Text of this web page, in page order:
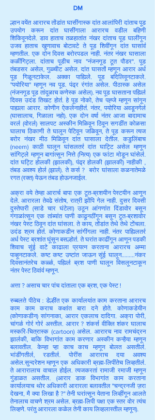
DM
ल्हान वयेंत आरारच तोंडांत घासींगास्क दांत आलांपिरी दांताच पूड
उपयोग करून दांत घासींगाला आरारच वडील बहिणी
शिकिवूनदेले. डाव हाताच तळहातांत नंखर दांताच पूड घालींगून
उजव हाताच खुणावाच बोटावटे ते पूड शिवींगून दांत घासांव॑
म्हणतील. एक दोन दिवस बरोरपडल नाही. नंतर नंखर घासाला
कळींगिट्ला. दांताच पूडीच नाव "नंजनगूड टूत पौडर". पूड
तंबडसर असेल, गुळ्चीट असेल. दांत घासतों म्हणून आरार अर्ध
पूड गिळूनटाकेल. अक्का पाह्यिले. पूड बदिलिवूनटाकले.
"पयोरिया" म्हणून नव पूड. पंढ्र रंगांत असेल. पीठास्क असेल
(नंजनगूड पूड तांदूळाच कणेस्क असेल). नव पूड घासताना पह्यिल॑
दिवस उदंड तिखट होत॑. हे पूड नोको, तेच पह्जे म्हणून सांगून
पाह्यला आरार. कोणीन ऐकलेनाहीत॑. नंतर, पयोरिया अवडूनगेल॑
(घासालाच, गिळाला नहो). एक दोन वर्षा नंतर आजा बादामाच
वरल॑ (वोरल॑) सालपट अस्कीन मिळिवून ठिवून सगडींत कोळसा
घालाच ठिकाणी ते घालून पेटिवून जळिवून, ते पूड करून त्यज
बरोर नंखर मीठ मिळिवून दांत घासाला देतील. कडुलिंबाच
(neem) काठी घालून घांसलतर॑ दांत घाट्टि असेल म्हणून
सांगिट्ले म्हणून बागांत्सून नित्ते (नित्य) एक फांटा मोडून घांसेल॑.
दांत घट्टि होलकी (झालकी), पंढ्र होलकी (झालकी) नाहीकी ,
तंबड अवश्य होल॑ (झाल॑). ते कस॑ ? बरोर घांसाला कळनातेमळे
रगत (रक्त) येऊन तंबड होऊनजाईल.
अक्रा वये तेम्हा आरार्च बापा एक टूत-ब्रशयीन पेस्टयीन आणून
देले. आरारला तेवढे संतोष, रात्री झोंपि गेल नाही. दुसर दिवसी
दुस्तेपारी (साडे चार घंटेला) उठून आंगणांत दिंडावोर बसून
गंगाळांत्सून एक तांब्यांत पाणी काढूनठींगून बसून टूत-ब्रशावोर
नंखर पेस्ट ठिवून दांत घांसला. ते काय, तोंडांत तेथे तेथे टोंचला.
उदंड श्रम होत॑. कोणाकडीन सांगींगला नाही. नंतर पाह्यिलतर॑
अर्ध पेस्ट ब्रशांत घूंसून बसल्होत॑. ते घरांत काढींगून आणून पडकी
शिवाच सूंई वाटे काढाला प्रयत्न करताना आरारच अम्मा
पाव्हूनटाकले. कष्ट कष्ट उष्टांत जाऊन सूंई घालून.........नंकर
दिवसानंतरेच कळ्ळ॑, पह्यिल॑ ब्रश पाणी घालून विसलूनटाकून
नंतर पेस्ट ठिवांव॑ म्हणून.
अत्ता ? असाच चार पांच दांताला एक ब्रश, एक पेस्ट !
रुब्बलते पीठेच : डेल्हींत एक कार्यालयांत काम करताना आरारच
काम काम कराच कक्षांत बारा दने होते. कोणाकडेयीन
(कोणाकडीन) सांगनाका, आरार एकलाच दादिगा. अक्रा पोरी,
चांगळ॑ गोर॑ गोर॑ अस्तील. आरार ? शंकर्स वीक्लि शंकर घालाच
मस्करि-चित्रास्क (cartoon) असेल. आरारच नाव रामचंद्रन
झाल॑की, बाकि विभागांत काम करणार अस्कीन कन्हैया म्हणून
बलावतील. केम्हा प्हा काच काच म्हणून बोलत असतील॑.
भांडींगतील॑, रडतील॑. पोरींस आराराच दया अवश्य
असेल.सुन्दरेशन म्हणून एक अधिकारी ब्रह्म-लिपींतेच लिव्हतील॑.
ते आरारालाच वाचाल होईल. त्यजकरतां रामाजी रमाजी म्हणून
गुंडाळत असतील. (आरार डाक विभागांत काम करताना
कार्यालयाच थोर अधिकारी आरारला बलावतील "चन्द्रनजी ज़रा
देखना, मै क्या लिखा है ?" तेनी घरांत्सून येताना लिव्हींगून आलते
तेनालाच वाचणे श्रम असेल. ब्रह्म-लिपी पक्षा एक स्तर वोर त्यंच
लिव्हणे. परंतु आरारला कळेल तेनी काय लिव्हलास्तील म्हणून).